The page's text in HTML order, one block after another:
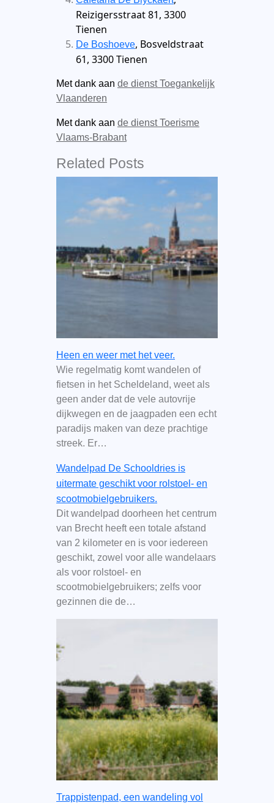
Reizigersstraat 81, 3300
Tienen
De Boshoeve, Bosveldstraat
61, 3300 Tienen
Met dank aan de dienst Toegankelijk
Vlaanderen
Met dank aan de dienst Toerisme
Vlaams-Brabant
Related Posts
Heen en weer met het veer.
Wie regelmatig komt wandelen of
fietsen in het Scheldeland, weet als
geen ander dat de vele autovrije
dijkwegen en de jaagpaden een echt
paradijs maken van deze prachtige
streek. Er…
Wandelpad De Schooldries is
uitermate geschikt voor rolstoel- en
scootmobielgebruikers.
Dit wandelpad doorheen het centrum
van Brecht heeft een totale afstand
van 2 kilometer en is voor iedereen
geschikt, zowel voor alle wandelaars
als voor rolstoel- en
scootmobielgebruikers; zelfs voor
gezinnen die de…
Trappistenpad, een wandeling vol